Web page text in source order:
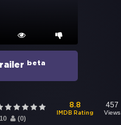
beta
10 (0)
8.8
IMDB Rating
457
Views